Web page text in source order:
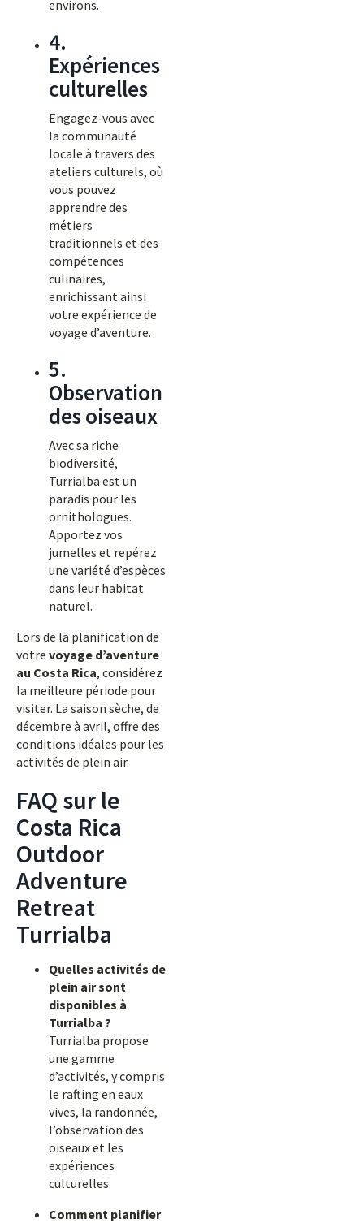
environs.
4.
Expériences
culturelles
Engagez-vous avec
la communauté
locale à travers des
ateliers culturels, où
vous pouvez
apprendre des
métiers
traditionnels et des
compétences
culinaires,
enrichissant ainsi
votre expérience de
voyage d’aventure.
5.
Observation
des oiseaux
Avec sa riche
biodiversité,
Turrialba est un
paradis pour les
ornithologues.
Apportez vos
jumelles et repérez
une variété d’espèces
dans leur habitat
naturel.
Lors de la planification de
votre voyage d’aventure
au Costa Rica, considérez
la meilleure période pour
visiter. La saison sèche, de
décembre à avril, offre des
conditions idéales pour les
activités de plein air.
FAQ sur le
Costa Rica
Outdoor
Adventure
Retreat
Turrialba
Quelles activités de
plein air sont
disponibles à
Turrialba ?
Turrialba propose
une gamme
d’activités, y compris
le rafting en eaux
vives, la randonnée,
l’observation des
oiseaux et les
expériences
culturelles.
Comment planifier